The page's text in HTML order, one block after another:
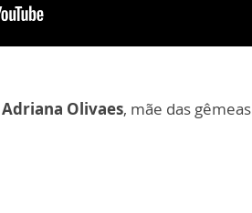
Adriana Olivaes, mãe das gêmeas